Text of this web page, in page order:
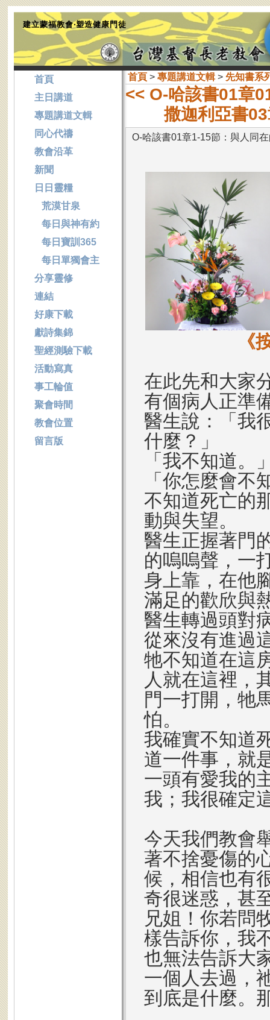
建立蒙福教會‧塑造健康門徒
首頁> 專題講道文輯> 先知書系
<< O-哈該書01章
撒迦利亞書
O-哈該書01章1-15節：與人同
《
在此先和大家
有個病人正準
醫生說：「我
什麼？」
「我不知道。
「你怎麼會不
不知道死亡的
動與失望。
醫生正握著門
的嗚嗚聲，一
身上靠，在他
滿足的歡欣與
醫生轉過頭對
從來沒有進過
牠不知道在這
人就在這裡，
門一打開，牠
怕。
我確實不知道
道一件事，就
一頭有愛我的
我；我很確定
今天我們教會
著不捨憂傷的
候，相信也有
奇很迷惑，甚
兄姐！你若問
樣告訴你，我
也無法告訴大
一個人去過，
到底是什麼。
首頁
主日講道
專題講道文輯
同心代禱
教會沿革
新聞
日日靈糧
荒漠甘泉
每日與神有約
每日寶訓365
每日單獨會主
分享靈修
連結
好康下載
獻詩集錦
聖經測驗下載
活動寫真
事工輪值
聚會時間
教會位置
留言版